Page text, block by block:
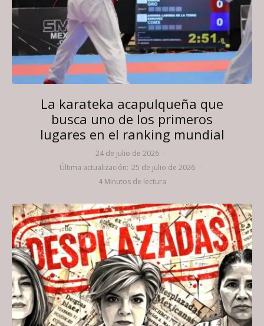
La karateka acapulqueña que
busca uno de los primeros
lugares en el ranking mundial
24 de julio de 2026 ·
Última actualización: 25 de julio de 2026 ·
4 Minutos de lectura